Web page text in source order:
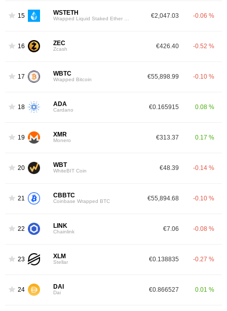
15 WSTETH €2,047.03 -0.06 %
16 ZEC
Zcash €426.40 -0.52 %
17 WBTC
Wrapped Bitcoin €55,898.99 -0.10 %
18 ADA
Cardano €0.165915 0.08 %
19 XMR
Monero €313.37 0.17 %
20 WBT
WhiteBIT Coin €48.39 -0.14 %
21 CBBTC
Coinbase Wrapped BTC €55,894.68 -0.10 %
22 LINK
Chainlink €7.06 -0.08 %
23 XLM
Stellar €0.138835 -0.27 %
24 DAI
Dai €0.866527 0.01 %